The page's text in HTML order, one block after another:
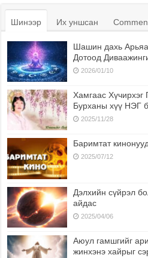
Шинээр Их уншсан
Шашин дахь
Дотоод
2026/01/10
Хамгаас
Бурханы хүү НЭГ
2025/11/28
Баримтат
2025/07/12
Дэлхийн сүйрэл
айдас
2025/04/06
Аюул гамшгийг
жинхэнэ хайрыг